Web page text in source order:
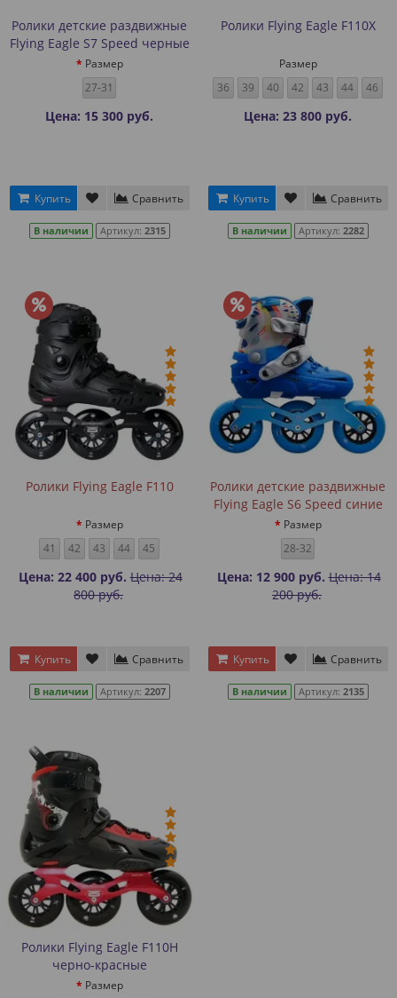
Ролики детские раздвижные
Flying Eagle S7 Speed черные
Размер
27-31
Цена: 15 300 руб.
Купить Сравнить
В наличии Артикул: 2315
Ролики Flying Eagle F110X
Размер
36
39 40 42 43 44 46
Цена: 23 800 руб.
Купить Сравнить
В наличии Артикул: 2282
Ролики Flying Eagle F110
Размер
41
42 43 44 45
Цена: 22 400 руб. Цена: 24
800 руб.
Купить Сравнить
В наличии Артикул: 2207
Ролики детские раздвижные
Flying Eagle S6 Speed синие
Размер
28-32
Цена: 12 900 руб. Цена: 14
200 руб.
Купить Сравнить
В наличии Артикул: 2135
Ролики Flying Eagle F110H
черно-красные
Размер